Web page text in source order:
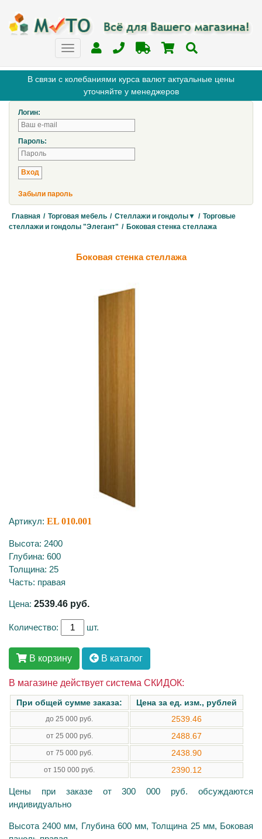
В связи с колебаниями курса валют актуальные цены
уточняйте у менеджеров
Логин:
Пароль:
Забыли пароль
Главная / Торговая мебель / Стеллажи и гондолы▼ / Торговые
стеллажи и гондолы "Элегант" / Боковая стенка стеллажа
Боковая стенка стеллажа
Артикул: EL 010.001
Высота: 2400
Глубина: 600
Толщина: 25
Часть: правая
Цена: 2539.46 руб.
Количество: шт.
В корзину В каталог
В магазине действует система СКИДОК:
При общей сумме заказа: Цена за ед. изм., рублей
до 25 000 руб. 2539.46
от 25 000 руб. 2488.67
от 75 000 руб. 2438.90
от 150 000 руб. 2390.12
Цены при заказе от 300 000 руб. обсуждаются
индивидуально
Высота 2400 мм, Глубина 600 мм, Толщина 25 мм, Боковая